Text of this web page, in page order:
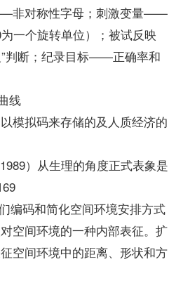
对称性字母；刺激变量——
一个旋转单位）；被试反映
判断；纪录目标——正确率和
线
拟码来存储的及人质经济的
）从生理的角度正式表象是
码和简化空间环境安排方式
空间环境的一种内部表征。扩
空间环境中的距离、形状和方